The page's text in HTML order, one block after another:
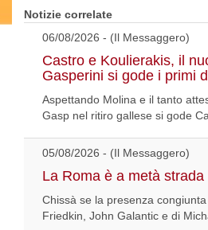
Notizie correlate
06/08/2026 - (Il Messaggero)
Castro e Koulierakis, il
Gasperini si gode i primi
Aspettando Molina e il tanto
Gasp nel ritiro gallese si gode
05/08/2026 - (Il Messaggero)
La Roma è a metà strada
Chissà se la presenza
Friedkin, John Galantic e di